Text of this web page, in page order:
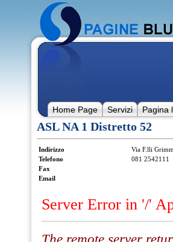
Home Page Servizi Pagina
ASL NA 1 Distretto 52
Indirizzo
Via F.lli
Telefono
081 2542111
Fax
Email